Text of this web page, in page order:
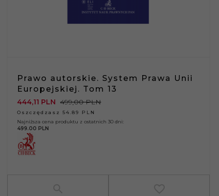
Prawo autorskie. System Prawa Unii
Europejskiej. Tom 13
444,11 PLN 499,00 PLN
Oszczędzasz 54.89 PLN
Najniższa cena produktu z ostatnich 30 dni:
499.00 PLN